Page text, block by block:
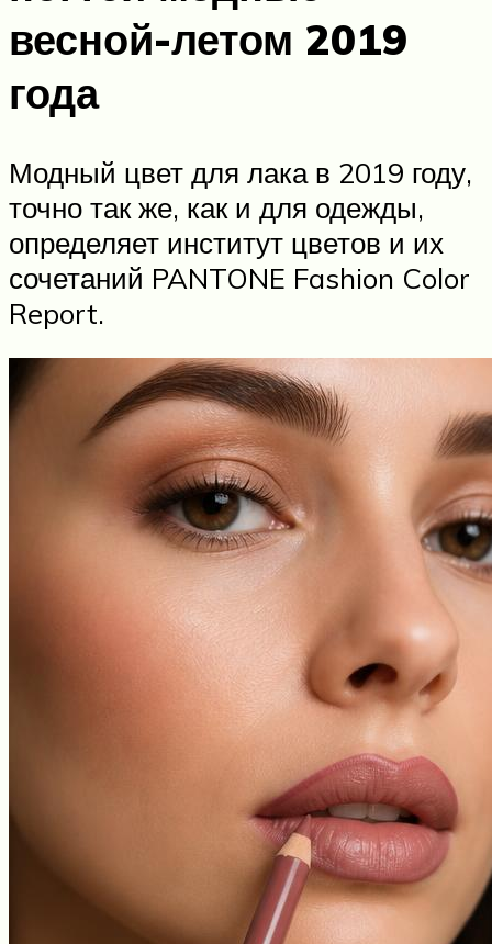
весной-летом 2019
года
Модный цвет для лака в 2019 году,
точно так же, как и для одежды,
определяет институт цветов и их
сочетаний PANTONE Fashion Color
Report.